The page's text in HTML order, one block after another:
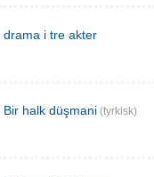
drama i tre akter
Bir halk düşmani (tyrkisk)